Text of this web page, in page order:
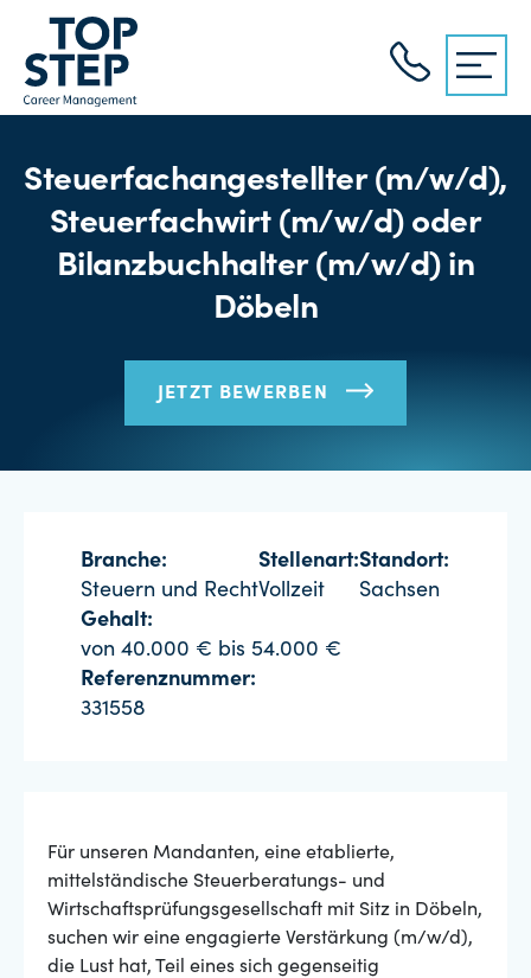
Steuerfachangestellter (m/w/d),
Steuerfachwirt (m/w/d) oder
Bilanzbuchhalter (m/w/d) in
Döbeln
JETZT BEWERBEN
Branche:
Steuern und Recht
Stellenart:
Vollzeit
Standort:
Sachsen
Gehalt:
von 40.000 € bis 54.000 €
Referenznummer:
331558
Für unseren Mandanten, eine etablierte,
mittelständische Steuerberatungs- und
Wirtschaftsprüfungsgesellschaft mit Sitz in Döbeln,
suchen wir eine engagierte Verstärkung (m/w/d),
die Lust hat, Teil eines sich gegenseitig